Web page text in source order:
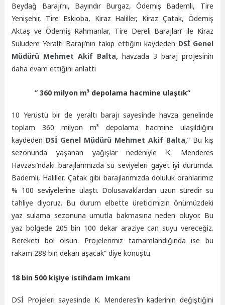
Beydağ Barajı’nı, Bayındır Burgaz, Ödemiş Bademli, Tire
Yenişehir, Tire Eskioba, Kiraz Haliller, Kiraz Çatak, Ödemiş
Aktaş ve Ödemiş Rahmanlar, Tire Dereli Barajları’ ile Kiraz
Suludere Yeraltı Barajı’nın takip ettiğini kaydeden DSİ Genel
Müdürü Mehmet Akif Balta, havzada 3 baraj projesinin
daha evam ettiğini anlattı
” 360 milyon m³ depolama hacmine ulaştık”
10 Yerüstü bir de yeraltı barajı sayesinde havza genelinde
toplam 360 milyon m³ depolama hacmine ulaşıldığını
kaydeden DSİ Genel Müdürü Mehmet Akif Balta,” Bu kış
sezonunda yaşanan yağışlar nedeniyle K. Menderes
Havzası’ndaki barajlarımızda su seviyeleri gayet iyi durumda.
Bademli, Haliller, Çatak gibi barajlarımızda doluluk oranlarımız
% 100 seviyelerine ulaştı. Dolusavaklardan uzun süredir su
tahliye diyoruz. Bu durum elbette üreticimizin önümüzdeki
yaz sulama sezonuna umutla bakmasına neden oluyor. Bu
yaz bölgede 205 bin 100 dekar araziye can suyu vereceğiz.
Bereketi bol olsun. Projelerimiz tamamlandığında ise bu
rakam 288 bin dekarı aşacak” diye konuştu.
18 bin 500 kişiye istihdam imkanı
DSİ Projeleri sayesinde K. Menderes’in kaderinin değiştiğini